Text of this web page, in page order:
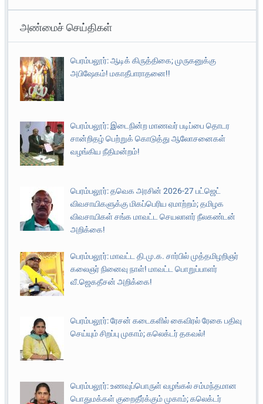
அண்மைச் செய்திகள்
பெரம்பலூர்: ஆடிக் கிருத்திகை; முருகனுக்கு
அபிஷேகம்! மகாதீபாராதனை!!
பெரம்பலூர்: இடைநின்ற மாணவர் படிப்பை தொடர
சான்றிதழ் பெற்றுக் கொடுத்து ஆலோசனைகள்
வழங்கிய நீதிமன்றம்!
பெரம்பலூர்: தவெக அரசின் 2026-27 பட்ஜெட்
விவசாயிகளுக்கு மிகப்பெரிய ஏமாற்றம்; தமிழக
விவசாயிகள் சங்க மாவட்ட செயலாளர் நீலகண்டன்
அறிக்கை!
பெரம்பலூர்: மாவட்ட தி.மு.க. சார்பில் முத்தமிழறிஞர்
கலைஞர் நினைவு நாள்! மாவட்ட பொறுப்பாளர்
வீ.ஜெகதீசன் அறிக்கை!
பெரம்பலூர்: ரேசன் கடைகளில் கைவிரல் ரேகை பதிவு
செய்யும் சிறப்பு முகாம்; கலெக்டர் தகவல்!
பெரம்பலூர்: உணவுப்பொருள் வழங்கல் சம்மந்தமான
பொதுமக்கள் குறைதீர்க்கும் முகாம்; கலெக்டர்